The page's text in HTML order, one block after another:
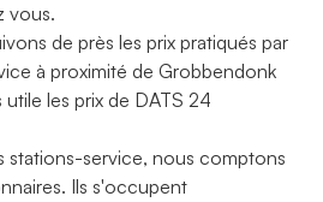
vous.
de près les prix pratiqués par
à proximité de Grobbendonk
utile les prix de DATS 24
stations-service, nous comptons
Ils s'occupent